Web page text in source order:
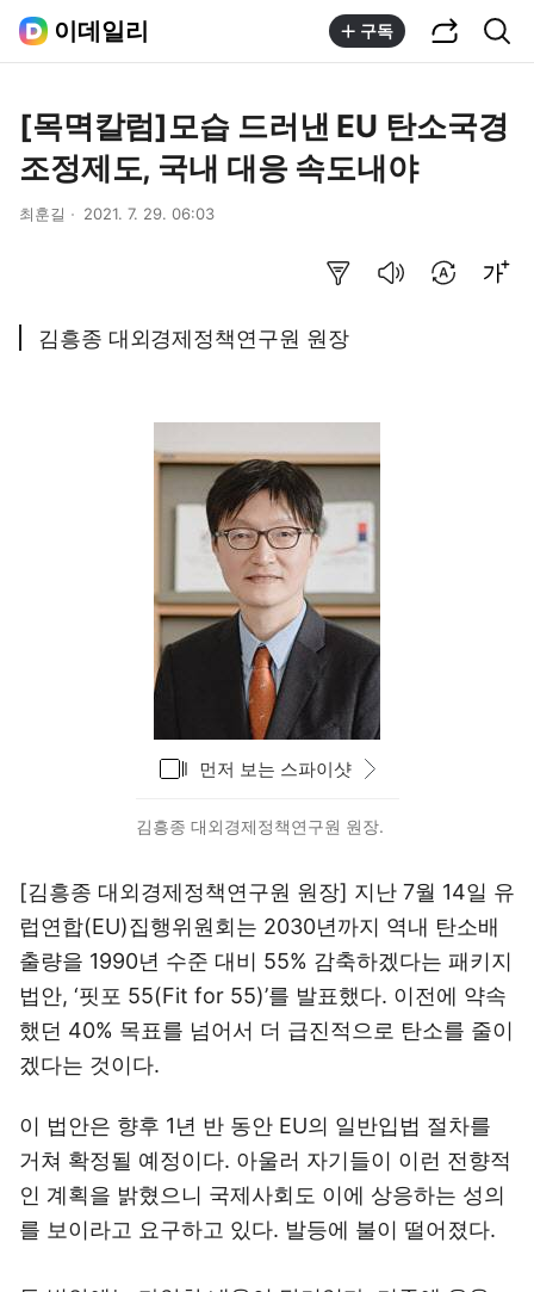
이데일리 구독
[목멱칼럼]모습 드러낸 EU 탄소국경
조정제도, 국내 대응 속도내야
최훈길 2021. 7. 29. 06:03
김흥종 대외경제정책연구원 원장
먼저 보는 스파이샷
김흥종 대외경제정책연구원 원장.
[김흥종 대외경제정책연구원 원장] 지난 7월 14일 유
럽연합(EU)집행위원회는 2030년까지 역내 탄소배
출량을 1990년 수준 대비 55% 감축하겠다는 패키지
법안, ‘핏포 55(Fit for 55)’를 발표했다. 이전에 약속
했던 40% 목표를 넘어서 더 급진적으로 탄소를 줄이
겠다는 것이다.
이 법안은 향후 1년 반 동안 EU의 일반입법 절차를
거쳐 확정될 예정이다. 아울러 자기들이 이런 전향적
인 계획을 밝혔으니 국제사회도 이에 상응하는 성의
를 보이라고 요구하고 있다. 발등에 불이 떨어졌다.